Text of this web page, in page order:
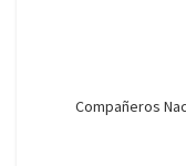
Compañeros